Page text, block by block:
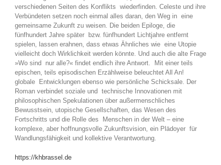
verschiedenen Seiten des Konflikts wiederfinden. Celeste und ihre
Verbündeten setzen noch einmal alles daran, den Weg in eine
gemeinsame Zukunft zu weisen. Die beiden Epiloge, die
fünfhundert Jahre später bzw. fünfhundert Lichtjahre entfernt
spielen, lassen erahnen, dass etwas Ähnliches wie eine Utopie
vielleicht doch Wirklichkeit werden könnte. Und auch die alte Frage
»Wo sind nur alle?« findet endlich ihre Antwort. Mit einer teils
epischen, teils episodischen Erzählweise beleuchtet All An!
globale Entwicklungen ebenso wie persönliche Schicksale. Der
Roman verbindet soziale und technische Innovationen mit
philosophischen Spekulationen über außermenschliches
Bewusstsein, utopische Gesellschaften, das Wesen des
Fortschritts und die Rolle des Menschen in der Welt – eine
komplexe, aber hoffnungsvolle Zukunftsvision, ein Plädoyer für
Wandlungsfähigkeit und kollektive Verantwortung.
https://khbrassel.de